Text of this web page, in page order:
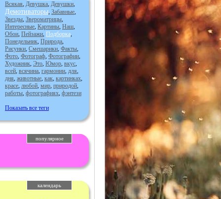
Всякая, Девушка, Девушки,
Демотиваторы, Забавные,
Звезды, Звероматрицы,
Интересные, Картины, Наш,
Обои, Пейзажи, Подборка,
Понедельник, Природа,
Рисунки, Смешарики, Факты,
Фото, Фотограф, Фотографии,
Художник, Это, Юмор, вкус,
всей, всячина, гармонии, для,
дня, животные, как, картинках,
красе, любой, мир, природой,
работы, фотографиях, фэнтези
Показать все теги
популярное
календарь